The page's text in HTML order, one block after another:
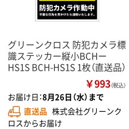
グリーンクロス 防犯カメラ標
識ステッカー縦小BCHー
HS1S BCH-HS1S 1枚（直送品）
￥993（税込）
お届け日：8月26日（水）まで
直送品 株式会社グリーンク
ロスからお届け